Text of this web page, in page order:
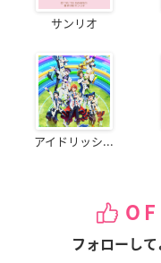
サンリオ
アイドリッシ...
フォローして